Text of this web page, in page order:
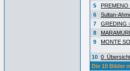
5
6
Sultan-
7
GREDING
8
9
MONTE
10
Die 10 Bilder